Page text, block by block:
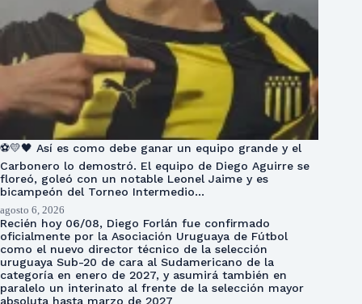
⚽💛🖤 Así es como debe ganar un equipo grande y el
Carbonero lo demostró. El equipo de Diego Aguirre se
floreó, goleó con un notable Leonel Jaime y es
bicampeón del Torneo Intermedio…
agosto 6, 2026
Recién hoy 06/08, Diego Forlán fue confirmado
oficialmente por la Asociación Uruguaya de Fútbol
como el nuevo director técnico de la selección
uruguaya Sub-20 de cara al Sudamericano de la
categoría en enero de 2027, y asumirá también en
paralelo un interinato al frente de la selección mayor
absoluta hasta marzo de 2027